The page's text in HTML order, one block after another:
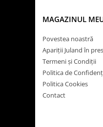
MAGAZINUL
Povestea noastră
Apariții Juland în
Termeni și Condiții
Politica de
Politica Cookies
Contact